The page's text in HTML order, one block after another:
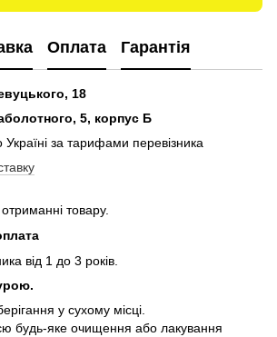
Оплата Гарантія
18
5, корпус Б
Україні за тарифами перевізника
товару.
від 1 до 3 років.
у сухому місці.
будь-яке очищення або лакування